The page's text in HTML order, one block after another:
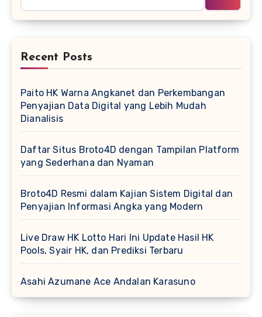
Recent Posts
Paito HK Warna Angkanet dan Perkembangan
Penyajian Data Digital yang Lebih Mudah
Dianalisis
Daftar Situs Broto4D dengan Tampilan Platform
yang Sederhana dan Nyaman
Broto4D Resmi dalam Kajian Sistem Digital dan
Penyajian Informasi Angka yang Modern
Live Draw HK Lotto Hari Ini Update Hasil HK
Pools, Syair HK, dan Prediksi Terbaru
Asahi Azumane Ace Andalan Karasuno